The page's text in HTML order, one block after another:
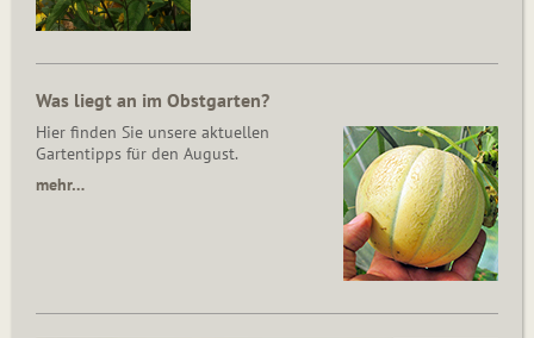
Was liegt an im Obstgarten?
Hier finden Sie unsere aktuellen
Gartentipps für den August.
mehr…